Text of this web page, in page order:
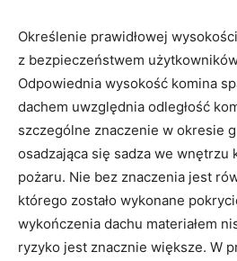
Określenie prawidłowej
z bezpieczeństwem
Odpowiednia wysokość komina
dachem uwzględnia odległość
szczególne znaczenie w okresie
osadzająca się sadza we wnętrzu
pożaru. Nie bez znaczenia jest
którego zostało wykonane
wykończenia dachu materiałem
ryzyko jest znacznie większe. W